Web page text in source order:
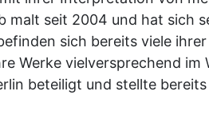
malt seit 2004 und hat sich
sich bereits viele
Werke vielversprechend
beteiligt und stellte